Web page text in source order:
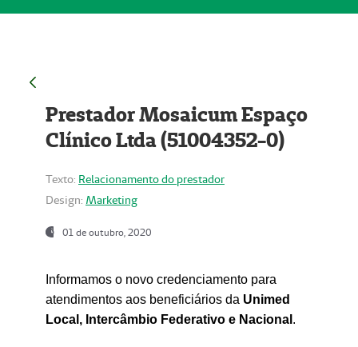
Prestador Mosaicum Espaço
Clínico Ltda (51004352-0)
Texto: Relacionamento do prestador
Design: Marketing
01 de outubro, 2020
Informamos o novo credenciamento para
atendimentos aos beneficiários da Unimed
Local, Intercâmbio Federativo e Nacional .